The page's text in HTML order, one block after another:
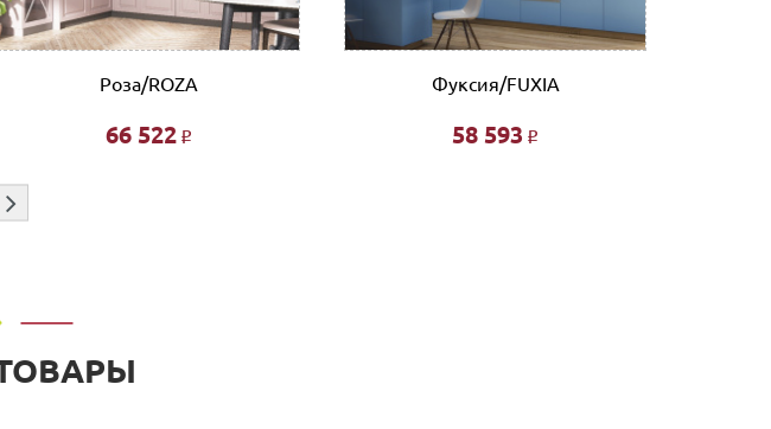
как: ПЭК, СДЭК, Деловые линии. Оплата услуг транспортной
400 руб., подъем без лифта 200 руб/этаж.
Роза/ROZA
66 522 Р
Фуксия/FUXIA
58 593 Р
⇨